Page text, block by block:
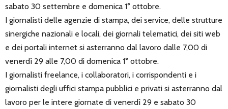
sabato 30 settembre e domenica 1° ottobre.
I giornalisti delle agenzie di stampa, dei service, delle strutture
sinergiche nazionali e locali, dei giornali telematici, dei siti web
e dei portali internet si asterranno dal lavoro dalle 7,00 di
venerdì 29 alle 7,00 di domenica 1° ottobre.
I giornalisti freelance, i collaboratori, i corrispondenti e i
giornalisti degli uffici stampa pubblici e privati si asterranno dal
lavoro per le intere giornate di venerdì 29 e sabato 30